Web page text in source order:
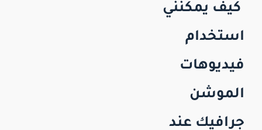
كيف يمكنني
استخدام
فيديوهات
الموشن
جرافيك عند